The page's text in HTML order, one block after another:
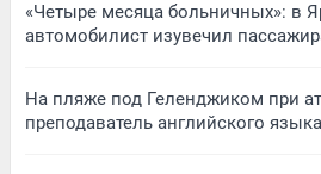
«Четыре месяца больничных»: в
автомобилист изувечил
На пляже под Геленджиком при
преподаватель английского